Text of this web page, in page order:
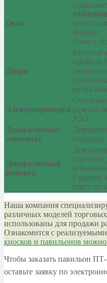
Окна
цвета
Renolit)
Окно с
Дверь
профиль
ручка-
Электропроводка розетки
УЗО
Декоративные
элементы
козырьку
Декоративный
козырек
и
Гладкий
(цвет по
Наша компания
различных моделей
использованы для продажи
Ознакомится с
киосков и павильонов можно
Чтобы заказать павильон
оставьте заявку по